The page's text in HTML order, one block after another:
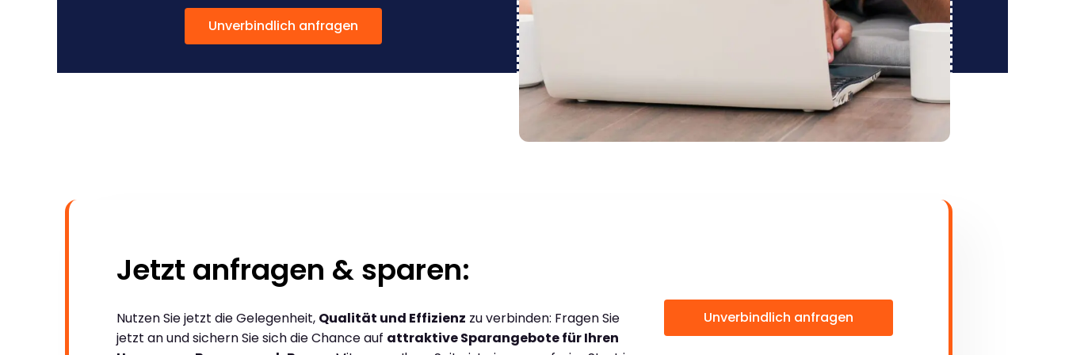
Unverbindlich anfragen
Jetzt anfragen & sparen:
Nutzen Sie jetzt die Gelegenheit, Qualität und Effizienz zu verbinden: Fragen Sie
jetzt an und sichern Sie sich die Chance auf attraktive Sparangebote für Ihren
Unverbindlich anfragen